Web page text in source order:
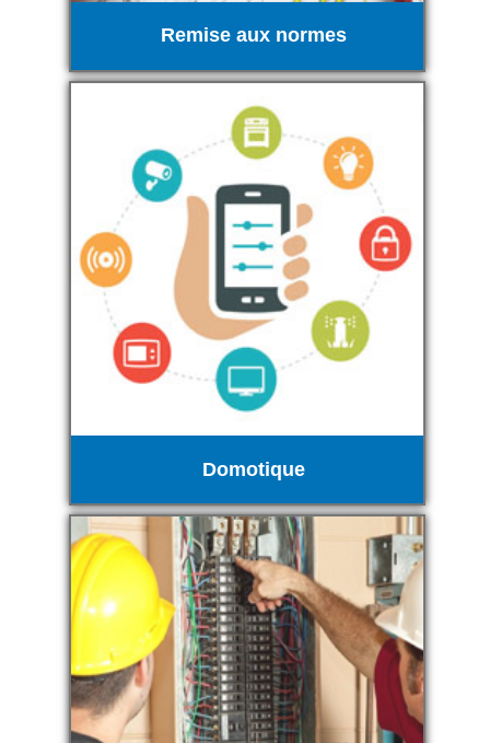
Remise aux normes
Domotique